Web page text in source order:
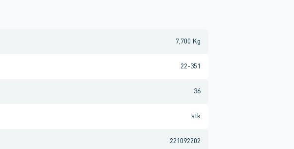
7,700 Kg
22-351
36
stk
221092202